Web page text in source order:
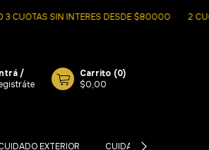
SIN INTERES DESDE $80000 2 CUOTAS
/
Carrito (0)
$0,00
EXTERIOR CUIDADO INTERIOR